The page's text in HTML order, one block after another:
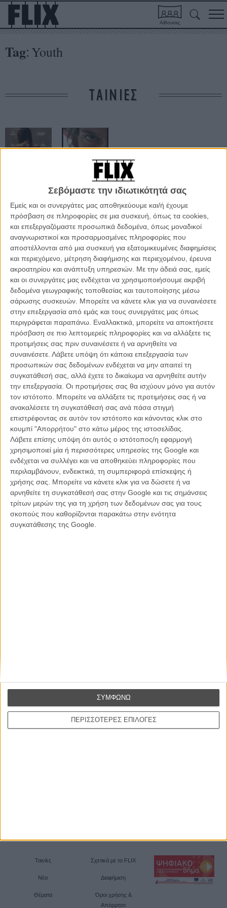
Σεβόμαστε την ιδιωτικότητά σας
Εμείς και οι συνεργάτες μας αποθηκεύουμε και/ή έχουμε
πρόσβαση σε πληροφορίες σε μια συσκευή, όπως τα cookies,
και επεξεργαζόμαστε προσωπικά δεδομένα, όπως μοναδικοί
αναγνωριστικοί και προσαρμοσμένες πληροφορίες που
αποστέλλονται από μια συσκευή για εξατομικευμένες διαφημίσεις
και περιεχόμενο, μέτρηση διαφήμισης και περιεχομένου, έρευνα
ακροατηρίου και ανάπτυξη υπηρεσιών. Με την άδειά σας, εμείς
και οι συνεργάτες μας ενδέχεται να χρησιμοποιήσουμε ακριβή
δεδομένα γεωγραφικής τοποθεσίας και ταυτοποίησης μέσω
σάρωσης συσκευών. Μπορείτε να κάνετε κλικ για να συναινέσετε
στην επεξεργασία από εμάς και τους συνεργάτες μας όπως
περιγράφεται παραπάνω. Εναλλακτικά, μπορείτε να αποκτήσετε
πρόσβαση σε πιο λεπτομερείς πληροφορίες και να αλλάξετε τις
προτιμήσεις σας πριν συναινέσετε ή να αρνηθείτε να
συναινέσετε. Λάβετε υπόψη ότι κάποια επεξεργασία των
προσωπικών σας δεδομένων ενδέχεται να μην απαιτεί τη
συγκατάθεσή σας, αλλά έχετε το δικαίωμα να αρνηθείτε αυτήν
την επεξεργασία. Οι προτιμήσεις σας θα ισχύουν μόνο για αυτόν
τον ιστότοπο. Μπορείτε να αλλάξετε τις προτιμήσεις σας ή να
ανακαλέσετε τη συγκατάθεσή σας ανά πάσα στιγμή
επιστρέφοντας σε αυτόν τον ιστότοπο και κάνοντας κλικ στο
κουμπί "Απορρήτου" στο κάτω μέρος της ιστοσελίδας.
Λάβετε επίσης υπόψη ότι αυτός ο ιστότοπος/η εφαρμογή
χρησιμοποιεί μία ή περισσότερες υπηρεσίες της Google και
ενδέχεται να συλλέγει και να αποθηκεύει πληροφορίες που
περιλαμβάνουν, ενδεικτικά, τη συμπεριφορά επίσκεψης ή
χρήσης σας. Μπορείτε να κάνετε κλικ για να δώσετε ή να
αρνηθείτε τη συγκατάθεσή σας στην Google και τις σημάνσεις
τρίτων μερών της για τη χρήση των δεδομένων σας για τους
σκοπούς που καθορίζονται παρακάτω στην ενότητα
συγκατάθεσης της Google.
ΠΕΡΙΣΣΟΤΕΡΕΣ ΕΠΙΛΟΓΕΣ
ΣΥΜΦΩΝΩ
Αίθουσες
Tag: Youth
ΤΑΙΝΙΕΣ
ΑΡΘΡΑ
Κάννες 2015: Κυριολεκτικά τέλεια ομορφιά και στο
τρέιλερ του «Youth» του Πάολο Σορεντίνο
ΝΕΑ /16 ΑΠΡ 2015/ Μανώλης Κρανάκης
Κάννες 2015: Ο Πάολο Σορεντίνο δεν αγωνιά για τα
γηρατειά και τον θάνατο, αφού «είναι μια χαμένη
μάχη»
ΝΕΑ /22 ΜΑΙ 2015 / Γιώργος Κρασσακόπουλος
Πάολο Σορεντίνο: «Το σινεμά είναι ένας τρόπος να
νικήσεις τη βαρεμάρα της αληθινής ζωής»
ΘΕΜΑΤΑ /15 ΟΚΤ 2015 / Γιώργος Κρασσακόπουλος
Η επιτυχία είναι υπερτιμημένη. Δεν σε κάνει
καλύτερο, δεν σε πάει πουθενά η επιτυχία. Είναι
απλώς ένα ωραίο, ανεβαστικό, επιφανειακό
συναίσθημα.»
Ταινίες
Νέα
Θέματα
Σχετικά με το FLIX
Διαφήμιση
Όροι χρήσης &
Απόρρητο